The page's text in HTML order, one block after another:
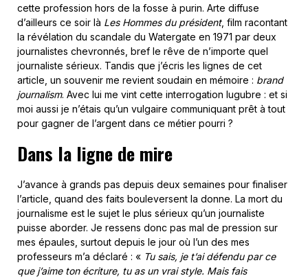
cette profession hors de la fosse à purin. Arte diffuse
d’ailleurs ce soir là Les Hommes du président, film racontant
la révélation du scandale du Watergate en 1971 par deux
journalistes chevronnés, bref le rêve de n’importe quel
journaliste sérieux. Tandis que j’écris les lignes de cet
article, un souvenir me revient soudain en mémoire : brand
journalism. Avec lui me vint cette interrogation lugubre : et si
moi aussi je n’étais qu’un vulgaire communiquant prêt à tout
pour gagner de l’argent dans ce métier pourri ?
Dans la ligne de mire
J’avance à grands pas depuis deux semaines pour finaliser
l’article, quand des faits bouleversent la donne. La mort du
journalisme est le sujet le plus sérieux qu’un journaliste
puisse aborder. Je ressens donc pas mal de pression sur
mes épaules, surtout depuis le jour où l’un des mes
professeurs m’a déclaré : « Tu sais, je t’ai défendu par ce
que j’aime ton écriture, tu as un vrai style. Mais fais